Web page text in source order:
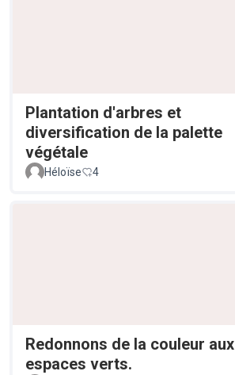
Plantation d'arbres et
diversification de la palette
végétale
Héloïse 4
Redonnons de la couleur aux
espaces verts.